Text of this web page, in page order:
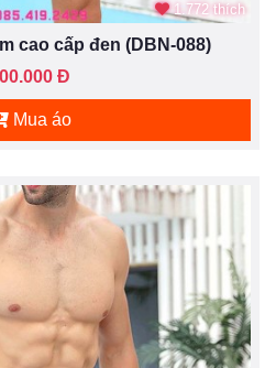
1.772 thích
cao cấp đen (DBN-088)
Đ
Mua áo